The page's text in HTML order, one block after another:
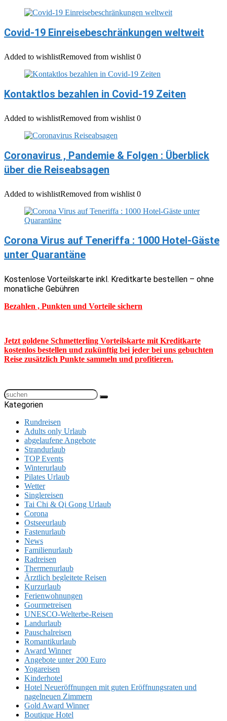
Covid-19 Einreisebeschränkungen weltweit
Added to wishlistRemoved from wishlist 0
Kontaktlos bezahlen in Covid-19 Zeiten
Added to wishlistRemoved from wishlist 0
Coronavirus , Pandemie & Folgen : Überblick
über die Reiseabsagen
Added to wishlistRemoved from wishlist 0
Corona Virus auf Teneriffa : 1000 Hotel-Gäste
unter Quarantäne
Kostenlose Vorteilskarte inkl. Kreditkarte bestellen – ohne
monatliche Gebühren
Bezahlen , Punkten und Vorteile sichern
Jetzt goldene Schmetterling Vorteilskarte mit Kreditkarte
kostenlos bestellen und zukünftig bei jeder bei uns gebuchten
Reise zusätzlich Punkte sammeln und profitieren.
Kategorien
Rundreisen
Adults only Urlaub
abgelaufene Angebote
Strandurlaub
TOP Events
Winterurlaub
Pilates Urlaub
Wetter
Singlereisen
Tai Chi & Qi Gong Urlaub
Corona
Ostseeurlaub
Fastenurlaub
News
Familienurlaub
Radreisen
Thermenurlaub
Ärztlich begleitete Reisen
Kurzurlaub
Ferienwohnungen
Gourmetreisen
UNESCO-Welterbe-Reisen
Landurlaub
Pauschalreisen
Romantikurlaub
Award Winner
Angebote unter 200 Euro
Yogareisen
Kinderhotel
Hotel Neueröffnungen mit guten Eröffnungsraten und
nagelneuen Zimmern
Gold Award Winner
Boutique Hotel